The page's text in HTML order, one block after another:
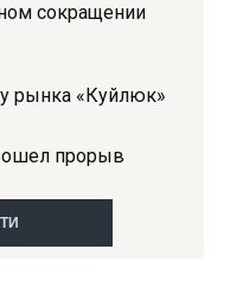
сокращении
рынка «Куйлюк»
прорыв